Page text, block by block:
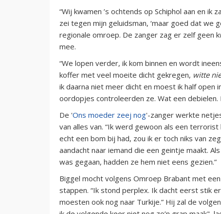
“Wij kwamen ’s ochtends op Schiphol aan en
zei tegen mijn geluidsman, ‘maar goed dat we
regionale omroep. De zanger zag er zelf geen
mee.
“We lopen verder, ik kom binnen en wordt
koffer met veel moeite dicht gekregen, witte nie
ik daarna niet meer dicht en moest ik half open
oordopjes controleerden ze. Wat een
De 'Ons moeder zeej nog'-zanger werkte
van alles van. “Ik werd gewoon als een
echt een bom bij had, zou ik er toch niks van
aandacht naar iemand die een geintje maakt.
was gegaan, hadden ze hem niet eens gezien.”
Biggel mocht volgens Omroep Brabant met
stappen. “Ik stond perplex. Ik dacht eerst stik
moesten ook nog naar Turkije.” Hij zal de